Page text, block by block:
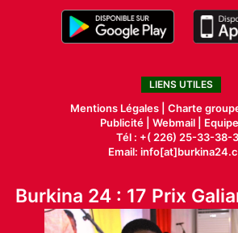
LIENS UTILES
Mentions Légales | Charte
Publicité| Webmail |
Tél : +( 226) 25-33-38-
Email:
Burkina 24 : 17 Prix